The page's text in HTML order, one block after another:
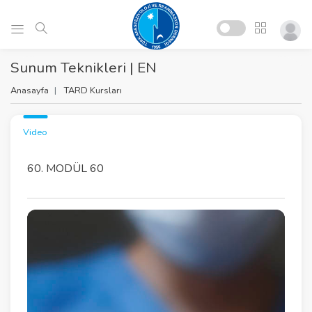
Sunum Teknikleri | EN
Anasayfa TARD Kursları
Video
60. MODÜL 60